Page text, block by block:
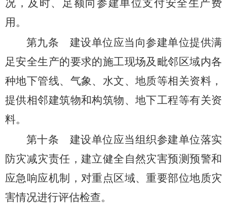
况，及时、足额向参建单位支付安全生产费
用。
第九条 建设单位应当向参建单位提供满
足安全生产的要求的施工现场及毗邻区域内各
种地下管线、气象、水文、地质等相关资料，
提供相邻建筑物和构筑物、地下工程等有关资
料。
第十条 建设单位应当组织参建单位落实
防灾减灾责任，建立健全自然灾害预测预警和
应急响应机制，对重点区域、重要部位地质灾
害情况进行评估检查。